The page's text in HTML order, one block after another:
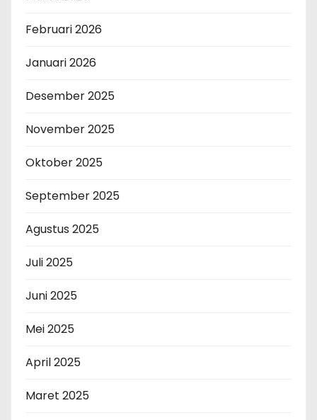
Februari 2026
Januari 2026
Desember 2025
November 2025
Oktober 2025
September 2025
Agustus 2025
Juli 2025
Juni 2025
Mei 2025
April 2025
Maret 2025